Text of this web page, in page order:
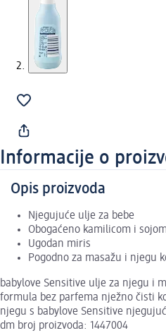
Informacije o
Opis proizvoda
Njegujuće ulje za bebe
Obogaćeno kamilicom i
Ugodan miris
Pogodno za masažu i njegu
babylove Sensitive ulje za njegu i
formula bez parfema nježno čisti
njegu s babylove Sensitive
dm broj proizvoda: 1447004